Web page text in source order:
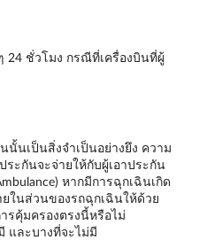
24 ชั่วโมง กรณีที่เครื่องบินที่ผู้
นั้นเป็นสิ่งจำเป็นอย่างยึง ความ
ะกันจะจ่ายให้กับผู้เอาประกัน
หากมีการฉุกเฉินเกิด
ในส่วนของรถฉุกเฉินให้ด้วย
รคุ้มครองตรงนี้หรือไม่
และบางที่จะไม่มี